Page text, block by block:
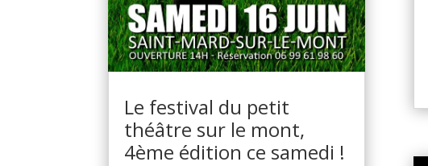
Le festival du petit
théâtre sur le mont,
4ème édition ce samedi !